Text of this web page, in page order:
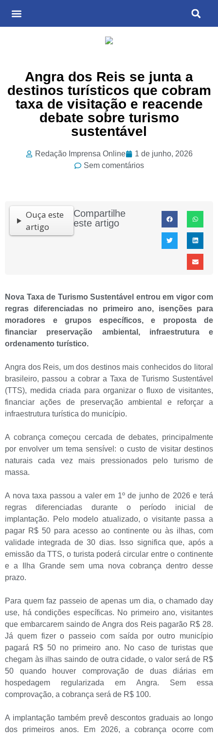
Angra dos Reis se junta a
destinos turísticos que cobram
taxa de visitação e reacende
debate sobre turismo
sustentável
Redação Imprensa Online
1 de junho, 2026
Sem comentários
Ouça este
artigo
Compartilhe
este artigo
Nova Taxa de Turismo Sustentável entrou em vigor com
regras diferenciadas no primeiro ano, isenções para
moradores e grupos específicos, e proposta de
financiar preservação ambiental, infraestrutura e
ordenamento turístico.
Angra dos Reis, um dos destinos mais conhecidos do litoral
brasileiro, passou a cobrar a Taxa de Turismo Sustentável
(TTS), medida criada para organizar o fluxo de visitantes,
financiar ações de preservação ambiental e reforçar a
infraestrutura turística do município.
A cobrança começou cercada de debates, principalmente
por envolver um tema sensível: o custo de visitar destinos
naturais cada vez mais pressionados pelo turismo de
massa.
A nova taxa passou a valer em 1º de junho de 2026 e terá
regras diferenciadas durante o período inicial de
implantação. Pelo modelo atualizado, o visitante passa a
pagar R$ 50 para acesso ao continente ou às ilhas, com
validade integrada de 30 dias. Isso significa que, após a
emissão da TTS, o turista poderá circular entre o continente
e a Ilha Grande sem uma nova cobrança dentro desse
prazo.
Para quem faz passeio de apenas um dia, o chamado day
use, há condições específicas. No primeiro ano, visitantes
que embarcarem saindo de Angra dos Reis pagarão R$ 28.
Já quem fizer o passeio com saída por outro município
pagará R$ 50 no primeiro ano. No caso de turistas que
chegam às ilhas saindo de outra cidade, o valor será de R$
50 quando houver comprovação de duas diárias em
hospedagem regularizada em Angra. Sem essa
comprovação, a cobrança será de R$ 100.
A implantação também prevê descontos graduais ao longo
dos primeiros anos. Em 2026, a cobrança ocorre com